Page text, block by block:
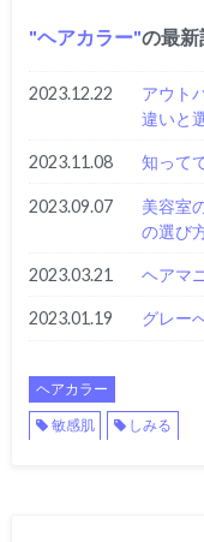
ヘアカラー の最新
2023.12.22
アウト
違いと
2023.11.08 知って
2023.09.07
美容室
の選び
2023.03.21 ヘアマ
2023.01.19 グレー
ヘアカラー
敏感肌
しみる